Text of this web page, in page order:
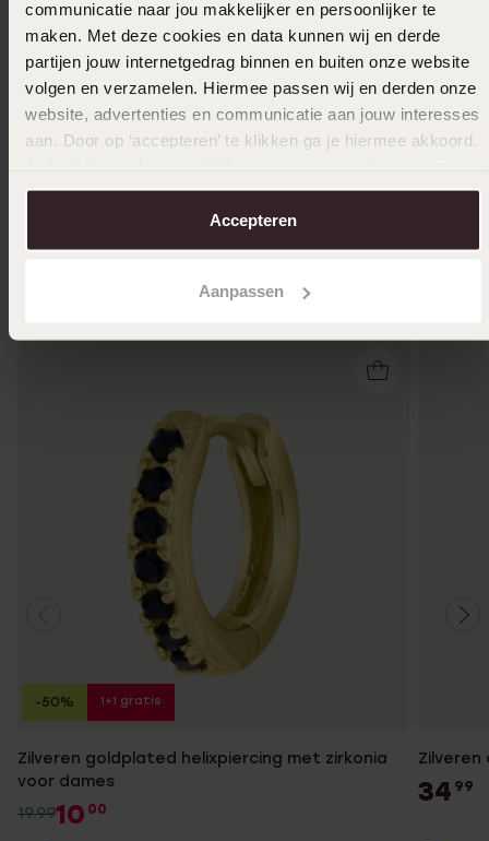
communicatie naar jou makkelijker en persoonlijker te
maken. Met deze cookies en data kunnen wij en derde
partijen jouw internetgedrag binnen en buiten onze website
volgen en verzamelen. Hiermee passen wij en derden onze
website, advertenties en communicatie aan jouw interesses
aan. Door op ‘accepteren’ te klikken ga je hiermee akkoord.
over in onscookiebeleid.
Accepteren
Aanpassen
Zilveren goldplated helixpiercing met zirkonia
voor dames
19.9910 00
-50% 1+1 gratis
Zilveren
34 99